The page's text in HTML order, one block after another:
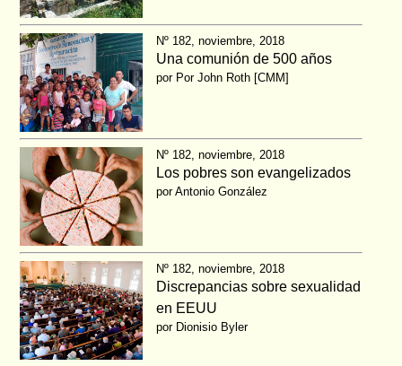
Nº 182, noviembre, 2018
Una comunión de 500 años
por Por John Roth [CMM]
Nº 182, noviembre, 2018
Los pobres son evangelizados
por Antonio González
Nº 182, noviembre, 2018
Discrepancias sobre sexualidad
en EEUU
por Dionisio Byler